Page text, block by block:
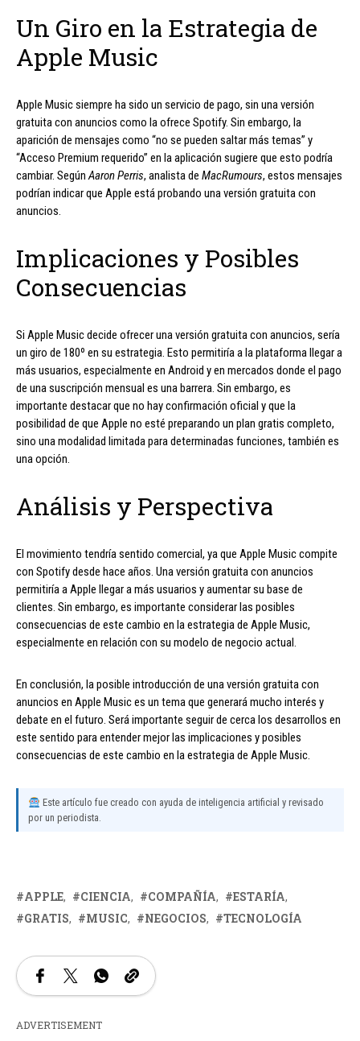
Un Giro en la Estrategia de
Apple Music
Apple Music siempre ha sido un servicio de pago, sin una versión
gratuita con anuncios como la ofrece Spotify. Sin embargo, la
aparición de mensajes como “no se pueden saltar más temas” y
“Acceso Premium requerido” en la aplicación sugiere que esto podría
cambiar. SegúnAaron Perris, analista de MacRumours, estos mensajes
podrían indicar que Apple está probando una versión gratuita con
anuncios.
Implicaciones y Posibles
Consecuencias
Si Apple Music decide ofrecer una versión gratuita con anuncios, sería
un giro de 180º en su estrategia. Esto permitiría a la plataforma llegar a
más usuarios, especialmente en Android y en mercados donde el pago
de una suscripción mensual es una barrera. Sin embargo, es
importante destacar que no hay confirmación oficial y que la
posibilidad de que Apple no esté preparando un plan gratis completo,
sino una modalidad limitada para determinadas funciones, también es
una opción.
Análisis y Perspectiva
El movimiento tendría sentido comercial, ya que Apple Music compite
con Spotify desde hace años. Una versión gratuita con anuncios
permitiría a Apple llegar a más usuarios y aumentar su base de
clientes. Sin embargo, es importante considerar las posibles
consecuencias de este cambio en la estrategia de Apple Music,
especialmente en relación con su modelo de negocio actual.
En conclusión, la posible introducción de una versión gratuita con
anuncios en Apple Music es un tema que generará mucho interés y
debate en el futuro. Será importante seguir de cerca los desarrollos en
este sentido para entender mejor las implicaciones y posibles
consecuencias de este cambio en la estrategia de Apple Music.
Este artículo fue creado con ayuda de inteligencia artificial y revisado
por un periodista.
APPLE CIENCIA COMPAÑÍA
ESTARÍA
GRATIS
MUSIC NEGOCIOS TECNOLOGÍA
ADVERTISEMENT